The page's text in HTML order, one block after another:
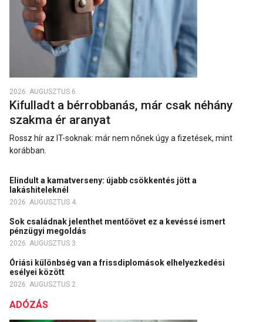
2026. AUGUSZTUS 6.
Kifulladt a bérrobbanás, már csak néhány
szakma ér aranyat
Rossz hír az IT-soknak: már nem nőnek úgy a fizetések, mint
korábban.
Elindult a kamatverseny: újabb csökkentés jött a
lakáshiteleknél
2026. AUGUSZTUS 4.
Sok családnak jelenthet mentőövet ez a kevéssé ismert
pénzügyi megoldás
2026. AUGUSZTUS 3.
Óriási különbség van a frissdiplomások elhelyezkedési
esélyei között
2026. AUGUSZTUS 2.
ADÓZÁS